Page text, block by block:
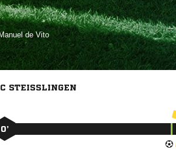
 
STEISSLINGEN
0’